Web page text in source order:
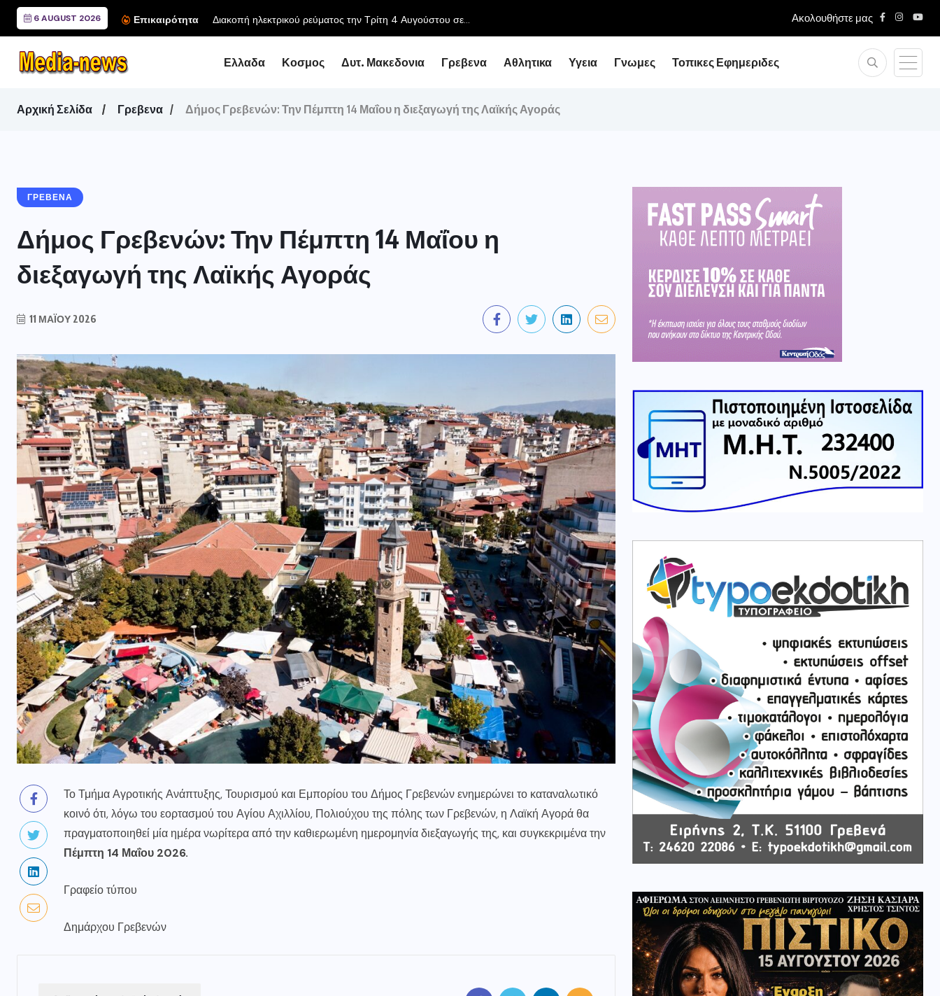
6 AUGUST 2026 Επικαιρότητα Διακοπή ηλεκτρικού ρεύματος την Τρίτη 4 Αυγούστου σε... Ακολουθήστε μας
Ελλαδα Κοσμος Δυτ. Μακεδονια Γρεβενα Αθλητικα Υγεια Γνωμες Τοπικες Εφημεριδες
Αρχική Σελίδα Γρεβενα Δήμος Γρεβενών: Την Πέμπτη 14 Μαΐου η διεξαγωγή της Λαϊκής Αγοράς
ΓΡΕΒΕΝΑ
Δήμος Γρεβενών: Την Πέμπτη 14 Μαΐου η
διεξαγωγή της Λαϊκής Αγοράς
11 ΜΑΪ́ΟΥ 2026
Το Τμήμα Αγροτικής Ανάπτυξης, Τουρισμού και Εμπορίου του Δήμος Γρεβενών ενημερώνει το καταναλωτικό
κοινό ότι, λόγω του εορτασμού του Αγίου Αχιλλίου, Πολιούχου της πόλης των Γρεβενών, η Λαϊκή Αγορά θα
πραγματοποιηθεί μία ημέρα νωρίτερα από την καθιερωμένη ημερομηνία διεξαγωγής της, και συγκεκριμένα την
Πέμπτη 14 Μαΐου 2026.
Γραφείο τύπου
Δημάρχου Γρεβενών